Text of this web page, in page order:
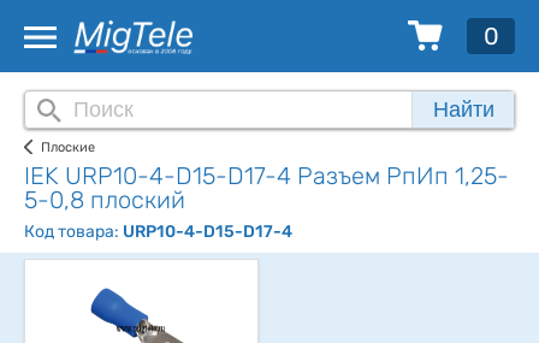
0
Найти
Плоские
IEK URP10-4-D15-D17-4 Разъем РпИп 1,25-
5-0,8 плоский
Код товара: URP10-4-D15-D17-4